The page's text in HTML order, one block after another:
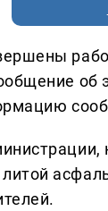
об